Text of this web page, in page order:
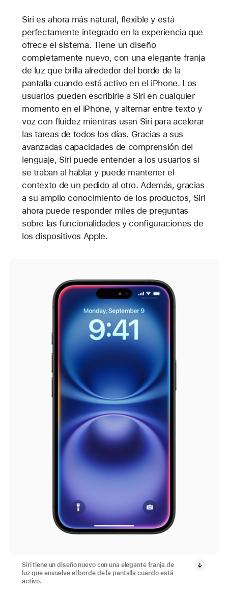
Siri es ahora más natural, flexible y está
perfectamente integrado en la experiencia que
ofrece el sistema. Tiene un diseño
completamente nuevo, con una elegante franja
de luz que brilla alrededor del borde de la
pantalla cuando está activo en el iPhone. Los
usuarios pueden escribirle a Siri en cualquier
momento en el iPhone, y alternar entre texto y
voz con fluidez mientras usan Siri para acelerar
las tareas de todos los días. Gracias a sus
avanzadas capacidades de comprensión del
lenguaje, Siri puede entender a los usuarios si
se traban al hablar y puede mantener el
contexto de un pedido al otro. Además, gracias
a su amplio conocimiento de los productos, Siri
ahora puede responder miles de preguntas
sobre las funcionalidades y configuraciones de
los dispositivos Apple.
Siri tiene un diseño nuevo con una elegante franja de
luz que envuelve el borde de la pantalla cuando está
activo.